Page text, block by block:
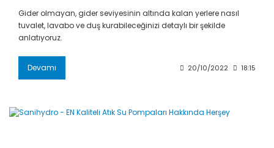
Gider olmayan, gider seviyesinin altında kalan yerlere nasıl
tuvalet, lavabo ve duş kurabileceğinizi detaylı bir şekilde
anlatıyoruz.
Devamı 20/10/2022 18:15